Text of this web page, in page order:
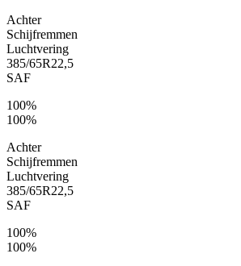
Achter
Schijfremmen
Luchtvering
385/65R22,5
SAF
100%
100%
Achter
Schijfremmen
Luchtvering
385/65R22,5
SAF
100%
100%